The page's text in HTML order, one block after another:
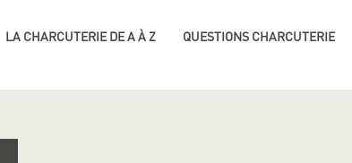
LA CHARCUTERIE DE A À Z QUESTIONS CHARCUTERIE